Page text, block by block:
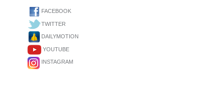
FACEBOOK
TWITTER
DAILYMOTION
YOUTUBE
INSTAGRAM